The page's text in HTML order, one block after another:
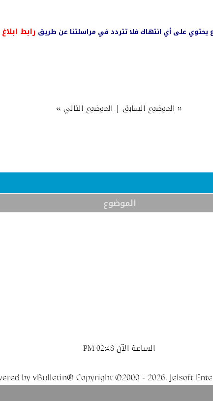
يحتوي على أي انتهاك فلا تتردد في مراسلتنا عن طريق رابط
« الموضوع السابق| الموضوع التالي»
الموضوع
الساعة الآن 02:48 PM
by vBulletin® Copyright ©2000 - 2026, Jelsoft